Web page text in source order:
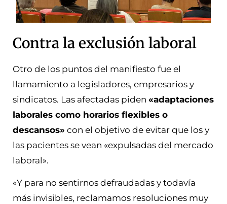
Contra la exclusión laboral
Otro de los puntos del manifiesto fue el
llamamiento a legisladores, empresarios y
sindicatos. Las afectadas piden «adaptaciones
laborales como horarios flexibles o
descansos» con el objetivo de evitar que los y
las pacientes se vean «expulsadas del mercado
laboral».
«Y para no sentirnos defraudadas y todavía
más invisibles, reclamamos resoluciones muy